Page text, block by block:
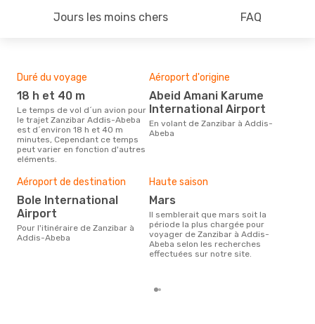
Jours les moins chers FAQ
Duré du voyage
18 h et 40 m
Le temps de vol d´un avion pour
le trajet Zanzibar Addis-Abeba
est d´environ 18 h et 40 m
minutes, Cependant ce temps
peut varier en fonction d'autres
eléments.
Aéroport d'origine
Abeid Amani Karume
International Airport
En volant de Zanzibar à Addis-
Abeba
Aéroport de destination
Bole International
Airport
Pour l'itinéraire de Zanzibar à
Addis-Abeba
Haute saison
mars
Il semblerait que mars soit la
période la plus chargée pour
voyager de Zanzibar à Addis-
Abeba selon les recherches
effectuées sur notre site.